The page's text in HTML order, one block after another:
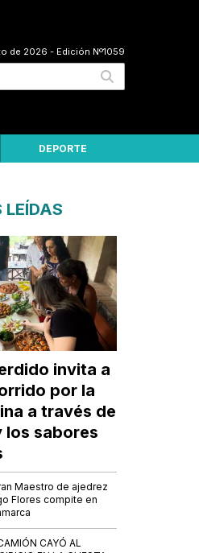
de 2026 - Edición Nº1059
DEPORTE
LEÍDAS
invita a
por la
a través de
los sabores
Maestro de ajedrez
Flores compite en
CAYÓ AL